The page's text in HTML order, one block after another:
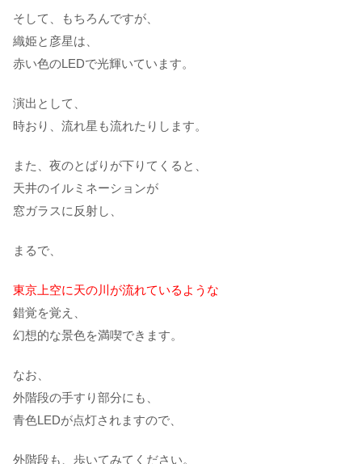
そして、もちろんですが、
織姫と彦星は、
赤い色のLEDで光輝いています。
演出として、
時おり、流れ星も流れたりします。
また、夜のとばりが下りてくると、
天井のイルミネーションが
窓ガラスに反射し、
まるで、
東京上空に天の川が流れているような
錯覚を覚え、
幻想的な景色を満喫できます。
なお、
外階段の手すり部分にも、
青色LEDが点灯されますので、
外階段も、歩いてみてください。